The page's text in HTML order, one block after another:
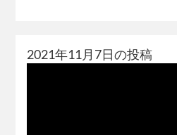
2021年11月7日の投稿